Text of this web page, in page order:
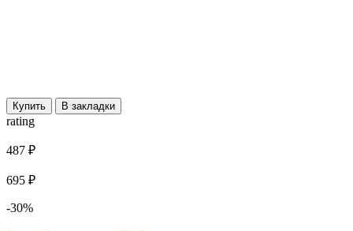
Купить В закладки
rating
487 ₽
695 ₽
-30%